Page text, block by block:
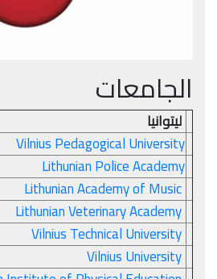
الجامعات
ليتوانيا
Vilnius Pedagogical University
Lithunian Police Academy
Lithunian Academy of Music
Lithunian Veterinary Academy
Vilnius Technical University
Vilnius University